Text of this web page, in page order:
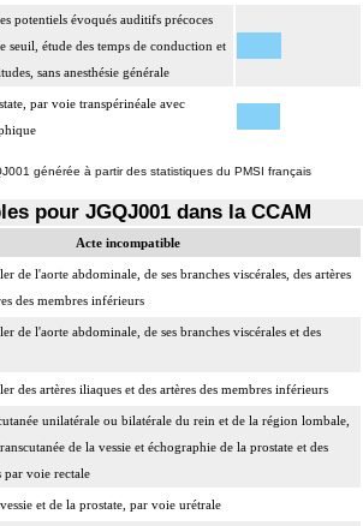
potentiels évoqués auditifs précoces
seuil, étude des temps de conduction et
sans anesthésie générale
par voie transpérinéale avec
générée à partir des statistiques du PMSI français
pour JGQJ001 dans la CCAM
Acte incompatible
de l'aorte abdominale, de ses branches viscérales, des artères
des membres inférieurs
de l'aorte abdominale, de ses branches viscérales et des
des artères iliaques et des artères des membres inférieurs
unilatérale ou bilatérale du rein et de la région lombale,
de la vessie et échographie de la prostate et des
par voie rectale
et de la prostate, par voie urétrale